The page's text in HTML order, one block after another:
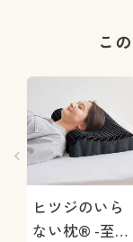
こ
ヒツジのいら
ない枕® -至